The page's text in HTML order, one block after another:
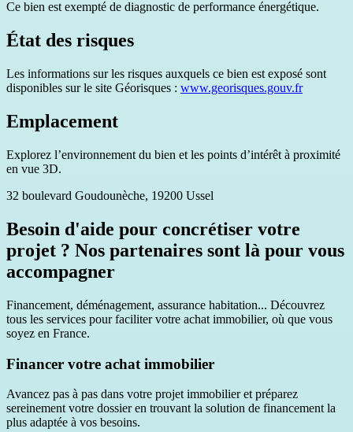
Ce bien est exempté de diagnostic de performance énergétique.
État des risques
Les informations sur les risques auxquels ce bien est exposé sont
disponibles sur le site Géorisques : www.georisques.gouv.fr
Emplacement
Explorez l’environnement du bien et les points d’intérêt à proximité
en vue 3D.
32 boulevard Goudounèche, 19200 Ussel
Besoin d'aide pour concrétiser votre
projet ? Nos partenaires sont là pour vous
accompagner
Financement, déménagement, assurance habitation... Découvrez
tous les services pour faciliter votre achat immobilier, où que vous
soyez en France.
Financer votre achat immobilier
Avancez pas à pas dans votre projet immobilier et préparez
sereinement votre dossier en trouvant la solution de financement la
plus adaptée à vos besoins.